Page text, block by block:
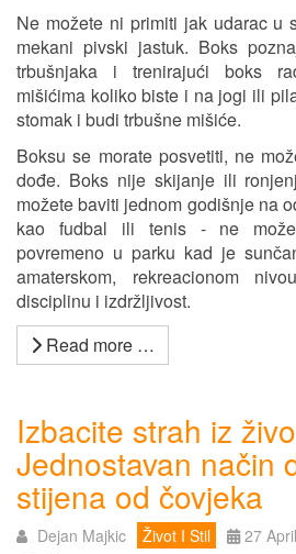
Ne možete ni primiti jak udarac u
mekani pivski jastuk. Boks
trbušnjaka i trenirajući boks
mišićima koliko biste i na jogi ili
stomak i budi trbušne mišiće.
Boksu se morate posvetiti, ne
dođe. Boks nije skijanje ili
možete baviti jednom godišnje na
kao fudbal ili tenis - ne
povremeno u parku kad je
amaterskom, rekreacionom
disciplinu i izdržljivost.
Read more …
Izbacite strah iz
Jednostavan način
stijena od čovjeka
Dejan Majkic Život I Stil
27